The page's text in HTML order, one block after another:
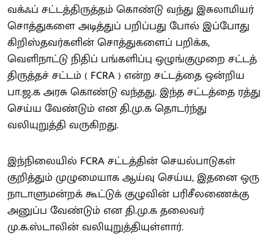
வக்ஃப் சட்டத்திருத்தம் கொண்டு வந்து இசுலாமியர்
சொத்துகளை அடித்துப் பறிப்பது போல் இப்போது
கிறிஸ்தவர்களின் சொத்துகளைப் பறிக்க,
வெளிநாட்டு நிதிப் பங்களிப்பு ஒழுங்குமுறை சட்டத்
திருத்தச் சட்டம் ( FCRA ) என்ற சட்டத்தை ஒன்றிய
பா.ஜ.க அரசு கொண்டு வந்தது. இந்த சட்டத்தை ரத்து
செய்ய வேண்டும் என தி.மு.க தொடர்ந்து
வலியுறுத்தி வருகிறது.
இந்நிலையில் FCRA சட்டத்தின் செயல்பாடுகள்
குறித்தும் முழுமையாக ஆய்வு செய்ய, இதனை ஒரு
நாடாளுமன்றக் கூட்டுக் குழுவின் பரிசீலணைக்கு
அனுப்ப வேண்டும் என தி.மு.க தலைவர்
மு.க.ஸ்டாலின் வலியுறுத்தியுள்ளார்.